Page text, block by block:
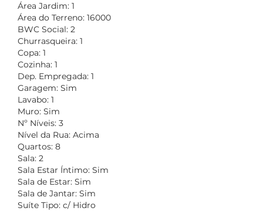
Área Jardim: 1
Área do Terreno: 16000
BWC Social: 2
Churrasqueira: 1
Copa: 1
Cozinha: 1
Dep. Empregada: 1
Garagem: Sim
Lavabo: 1
Muro: Sim
Nº Níveis: 3
Nível da Rua: Acima
Quartos: 8
Sala: 2
Sala Estar Íntimo: Sim
Sala de Estar: Sim
Sala de Jantar: Sim
Suíte Tipo: c/ Hidro